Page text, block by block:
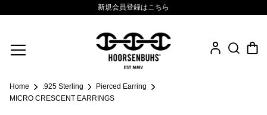
.925 Sterling
新規会員登録はこちら
Home .925 Sterling
Pierced Earring
MICRO CRESCENT EARRINGS